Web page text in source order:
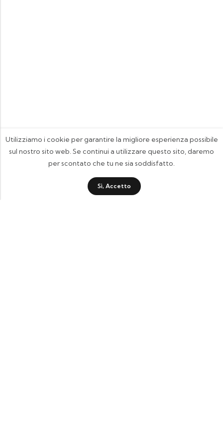
Utilizziamo i cookie per garantire la migliore esperienza possibile
sul nostro sito web. Se continui a utilizzare questo sito, daremo
per scontato che tu ne sia soddisfatto.
Sì, Accetto